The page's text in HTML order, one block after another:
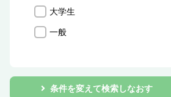
大学生
一般
条件を変えて検索しなおす